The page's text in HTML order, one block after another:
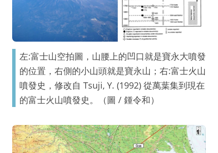
左:富士山空拍圖，山腰上的凹口就是寶永大噴發
的位置，右側的小山頭就是寶永山；右:富士火山
噴發史，修改自 Tsuji, Y. (1992) 從萬葉集到現在
的富士火山噴發史。（圖 / 鍾令和）